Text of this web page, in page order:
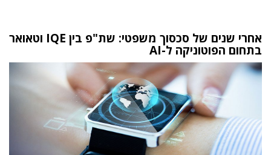
אחרי שנים של סכסוך משפטי: שת"פ בין IQE וטאואר
בתחום הפוטוניקה ל-AI